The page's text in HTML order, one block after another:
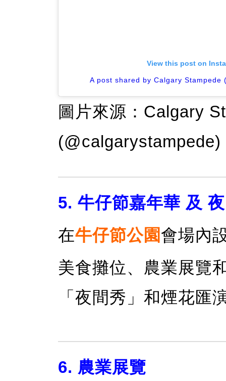
View this post on
A post shared by Calgary Stampede
圖片來源：Calgary
(@calgarystampede)
5. 牛仔節嘉年華 及
在牛仔節公園會場內
美食攤位、農業展覽
「夜間秀」和煙花匯
6. 農業展覽